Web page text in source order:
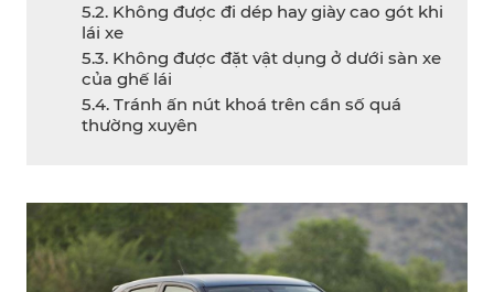
5.2. Không được đi dép hay giày cao gót khi
lái xe
5.3. Không được đặt vật dụng ở dưới sàn xe
của ghế lái
5.4. Tránh ấn nút khoá trên cần số quá
thường xuyên